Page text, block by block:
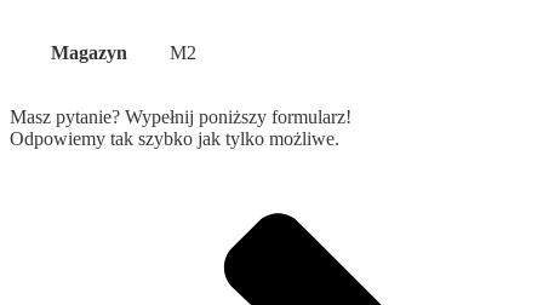
Magazyn M2
Masz pytanie? Wypełnij poniższy formularz!
Odpowiemy tak szybko jak tylko możliwe.